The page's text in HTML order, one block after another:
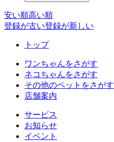
安い順高い順
登録が古い登録が新しい
トップ
ワンちゃんをさがす
ネコちゃんをさがす
その他のペットをさがす
店舗案内
サービス
お知らせ
イベント